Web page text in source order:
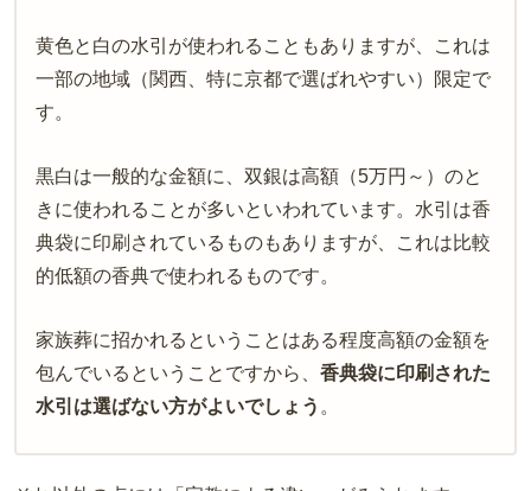
黄色と白の水引が使われることもありますが、これは
一部の地域（関西 、 特に京都で選ばれやすい）限定で
す。
黒白は一般的な金額に、双銀は高額（5万円～）のと
きに使われることが多いといわれています。水引は香
典袋に印刷されているものもありますが、これは比較
的低額の香典で使われるものです。
家族葬に招かれるということはある程度高額の金額を
包んでいるということですから、 香典袋に印刷された
水引は選ばない方がよいでしょう 。